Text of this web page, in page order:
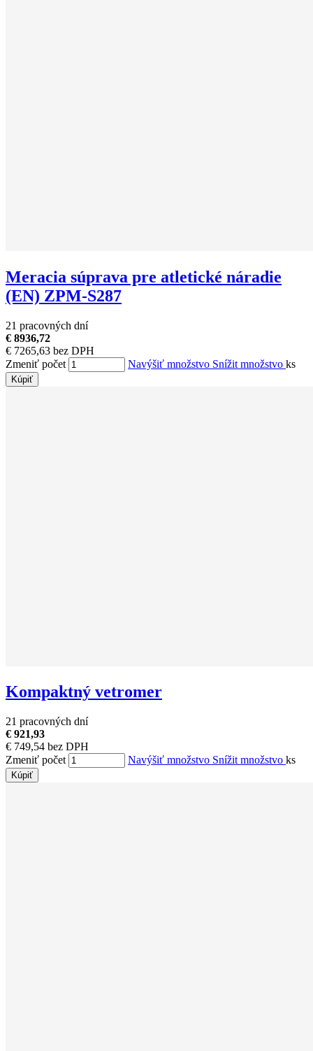
Meracia súprava pre atletické náradie
(EN) ZPM-S287
21 pracovných dní
€ 8936,72
€ 7265,63 bez DPH
Zmeniť počet
Navýšiť množstvo Snížit množstvo ks
Kúpiť
Kompaktný vetromer
21 pracovných dní
€ 921,93
€ 749,54 bez DPH
Zmeniť počet
Navýšiť množstvo Snížit množstvo ks
Kúpiť